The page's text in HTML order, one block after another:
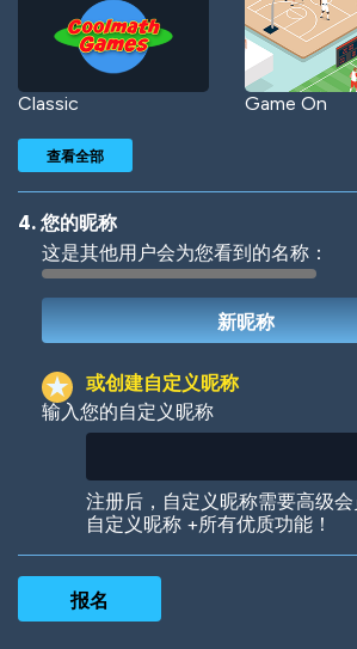
Classic Game On
Woof Jungle Cats
查看全部
4. 您的昵称
这是其他用户会为您看到的名称：
或创建自定义昵称
输入您的自定义昵称
注册后，自定义昵称需要高级
自定义昵称 +所有优质功能！